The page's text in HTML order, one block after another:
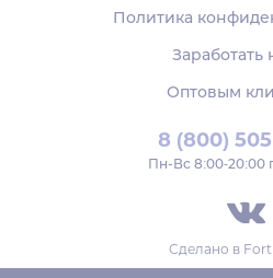
8 (800)
Пн‑Вс 8:00-20:00
Сделано в
Политика
Заработать
Оптовым